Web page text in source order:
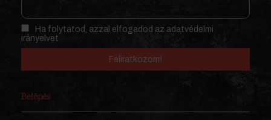
Ha folytatod, azzal elfogadod az adatvédelmi
irányelvet
Belépés